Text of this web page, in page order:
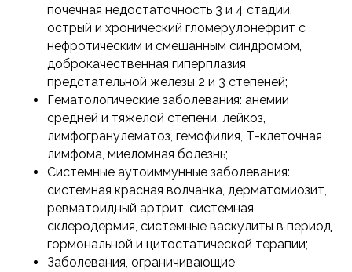
почечная недостаточность 3 и 4 стадии,
острый и хронический гломерулонефрит с
нефротическим и смешанным синдромом,
доброкачественная гиперплазия
предстательной железы 2 и 3 степеней;
Гематологические заболевания: анемии
средней и тяжелой степени, лейкоз,
лимфогранулематоз, гемофилия, Т-клеточная
лимфома, миеломная болезнь;
Системные аутоиммунные заболевания:
системная красная волчанка, дерматомиозит,
ревматоидный артрит, системная
склеродермия, системные васкулиты в период
гормональной и цитостатической терапии;
Заболевания, ограничивающие